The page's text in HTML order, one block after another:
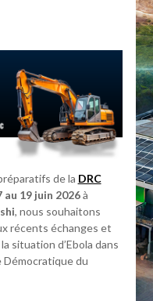
de la DRC
au 19 juin 2026à
, nous souhaitons
récents échanges et
situation d’Ebola dans
Démocratique du